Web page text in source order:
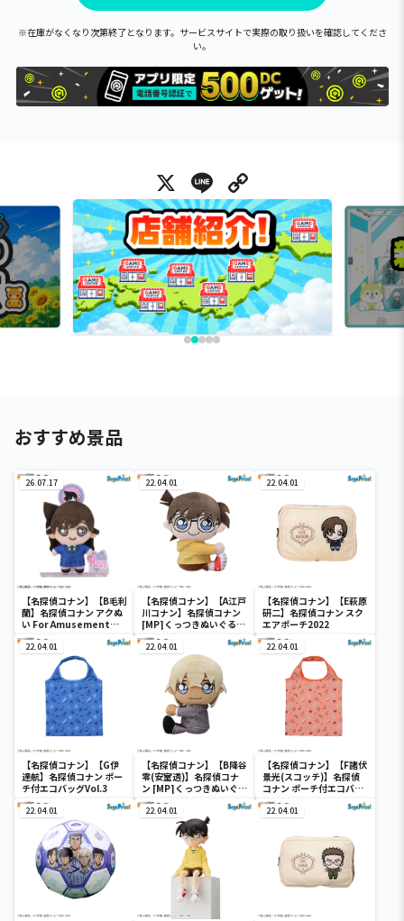
※在庫がなくなり次第終了となります。サービスサイトで実際の取り扱いを確認してくださ
い。
X Line
おすすめ景品
26.07.17
【名探偵コナン】【B毛利
蘭】名探偵コナン アクぬ
い For Amusement
Vol.1（EX）
22.04.01
【名探偵コナン】【A江戸
川コナン】名探偵コナン
[MP]くっつきぬいぐる
み“コナン&降谷&高木&
佐藤”
22.04.01
【名探偵コナン】【E萩原
研二】名探偵コナン スク
エアポーチ2022
22.04.01
【名探偵コナン】【G伊
達航】名探偵コナン ポー
チ付エコバッグVol.3
22.04.01
【名探偵コナン】【B降谷
零(安室透)】名探偵コナ
ン [MP]くっつきぬいぐる
み“コナン&降谷&高木&
佐藤”
22.04.01
【名探偵コナン】【F諸伏
景光(スコッチ)】名探偵
コナン ポーチ付エコバッ
グVol.3
22.04.01 22.04.01 22.04.01